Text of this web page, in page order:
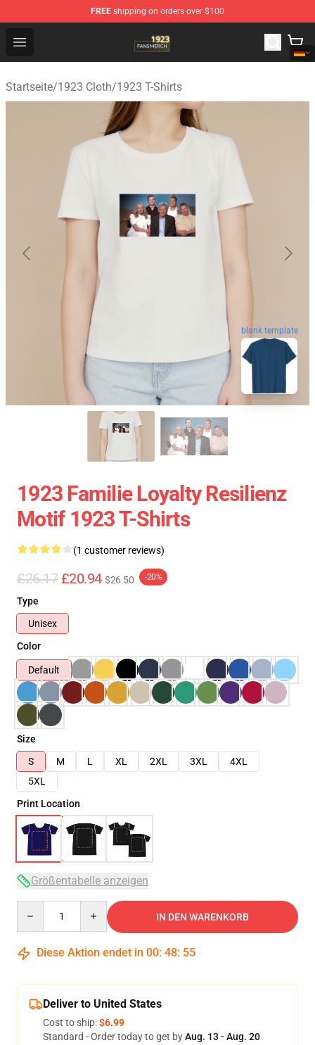
FREE shipping on orders over $100
Open menu
1923 Shop - Official 1923 Merchandise Store
Startseite/1923 Cloth/1923 T-Shirts
blank template
1923 Familie Loyalty Resilienz
Motif 1923 T-Shirts
(1 customer reviews)
£26.17 £20.94 $26.50 -20%
Type
Unisex
Color
Default
Size
S
M L XL 2XL 3XL
4XL
5XL
Print Location
Größentabelle anzeigen
IN DEN WARENKORB
Diese Aktion endet in 00: 48: 54
Deliver to United States
Cost to ship:$6.99
Standard - Order today to get byAug. 13 - Aug. 20